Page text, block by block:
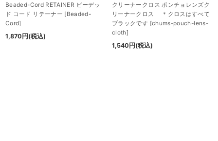
Beaded-Cord RETAINER ビーデッ
ド コード リテーナー [Beaded-
Cord]
1,870 円 (税込)
クリーナークロス ポンチョレンズク
リーナークロス ＊クロスはすべて
ブラックです [chums-pouch-lens-
cloth]
1,540 円 (税込)